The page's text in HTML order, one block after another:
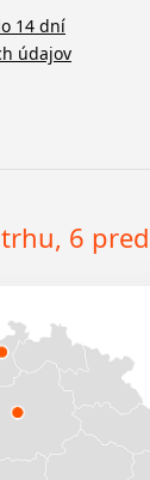
14 dní
údajov
6